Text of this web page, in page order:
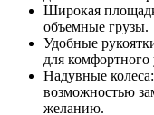
Широкая
объемные грузы.
Удобные
для
Надувные
возможностью
желанию.